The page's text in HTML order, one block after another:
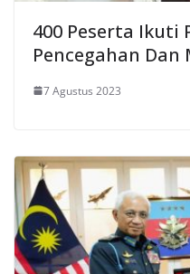
400 Peserta Ikuti
Pencegahan
7 Agustus 2023